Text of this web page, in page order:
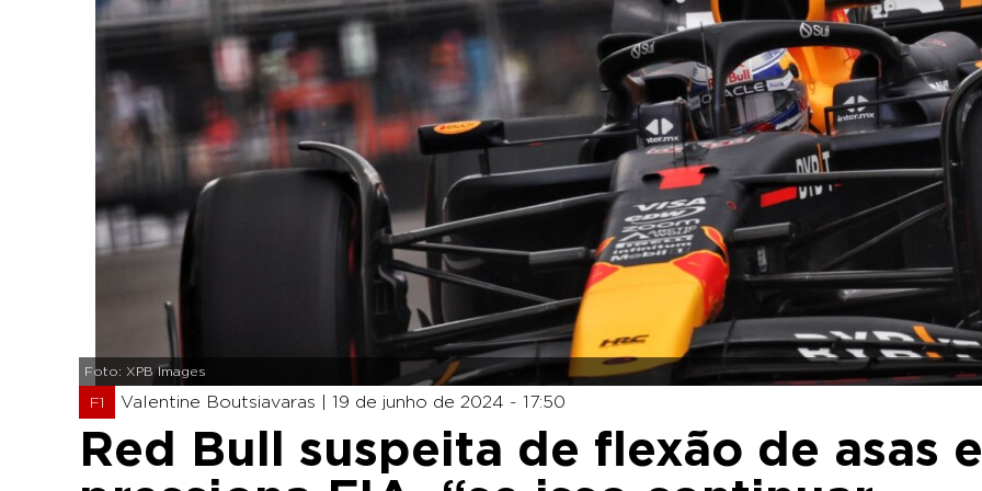
Foto: XPB Images
F1 Valentine Boutsiavaras | 19 de junho de 2024 - 17:50
Red Bull suspeita de flexão de asas e